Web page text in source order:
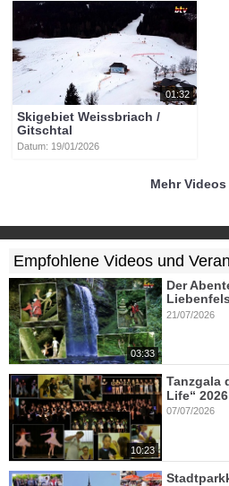
01:32
Skigebiet Weissbriach /
Gitschtal
Datum: 19/01/2026
Mehr
Empfohlene Videos und
03:33
Der
Liebenfels
21/07/2026
10:23
Tanzgala
Life“
07/07/2026